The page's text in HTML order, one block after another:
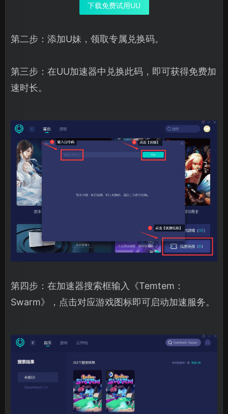
下载免费试用UU
第二步：添加U妹，领取专属兑换码。
第三步：在UU加速器中兑换此码，即可获得免费加
速时长。
第四步：在加速器搜索框输入《Temtem：
Swarm》，点击对应游戏图标即可启动加速服务。